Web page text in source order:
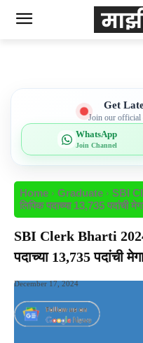
Get
Join our official
WhatsApp
Join Channel
Home Graduate
SBI
लिपिक पदाच्या 13,735 पदांची
SBI Clerk Bharti
पदाच्या 13,735 पदांची
December 17, 2024